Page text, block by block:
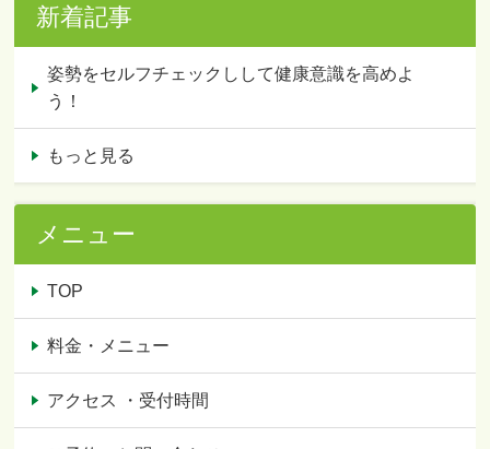
新着記事
姿勢をセルフチェックしして健康意識を高めよ
う！
もっと見る
メニュー
TOP
料金・メニュー
アクセス ・受付時間